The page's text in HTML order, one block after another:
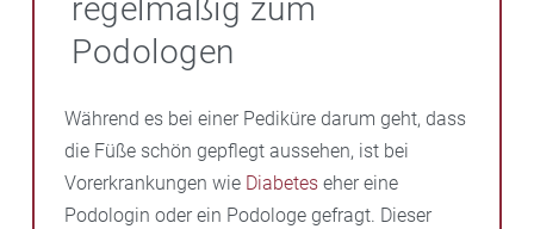
regelmäßig zum
Podologen
Während es bei einer Pediküre darum geht, dass
die Füße schön gepflegt aussehen, ist bei
Vorerkrankungen wie Diabetes eher eine
Podologin oder ein Podologe gefragt. Dieser